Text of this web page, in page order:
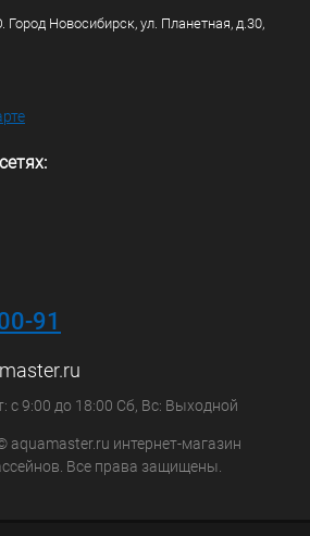
Город Новосибирск, ул. Планетная, д.30,
91
с 9:00 до 18:00 Сб, Вс: Выходной
aquamaster.ru интернет-магазин
Все права защищены.